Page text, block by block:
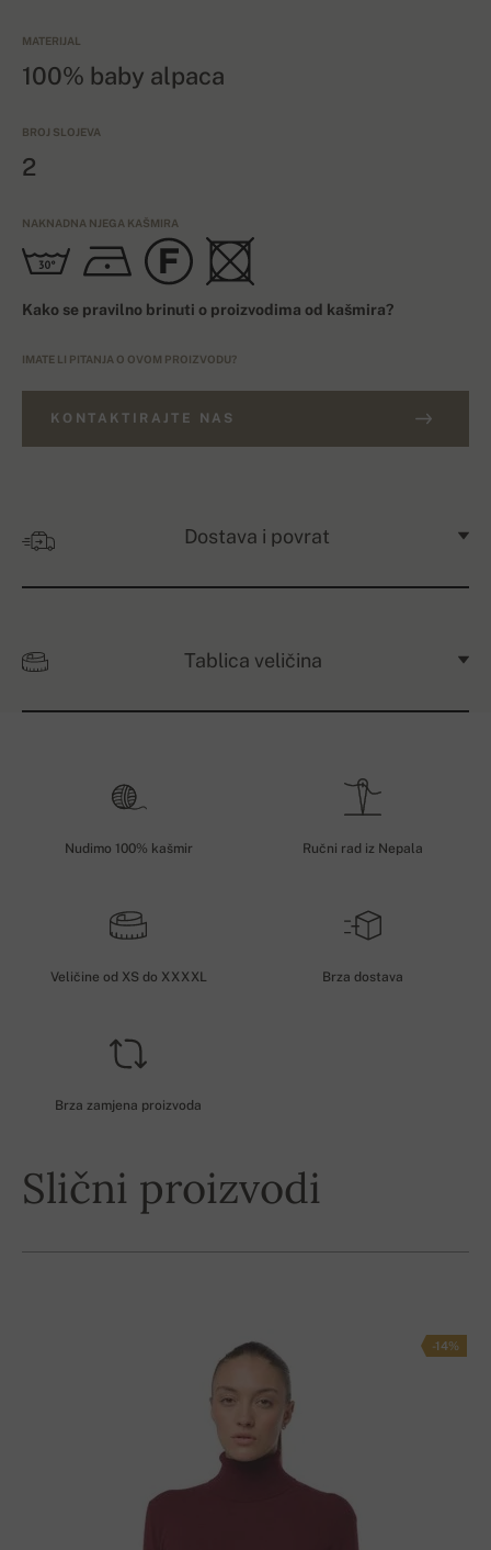
MATERIJAL
100% baby alpaca
BROJ SLOJEVA
2
NAKNADNA NJEGA KAŠMIRA
Kako se pravilno brinuti o proizvodima od kašmira?
IMATE LI PITANJA O OVOM PROIZVODU?
KONTAKTIRAJTE NAS
Dostava i povrat
Tablica veličina
Nudimo 100% kašmir Ručni rad iz Nepala
Veličine od XS do XXXXL Brza dostava
Brza zamjena proizvoda
Slični proizvodi
-14%